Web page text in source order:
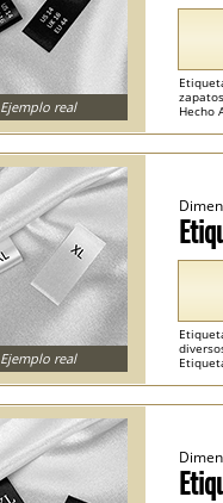
Hecho
Ejemplo real
Ejemplo real